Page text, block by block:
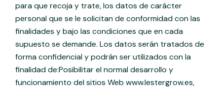
para que recoja y trate, los datos de carácter
personal que se le solicitan de conformidad con las
finalidades y bajo las condiciones que en cada
supuesto se demande. Los datos serán tratados de
forma confidencial y podrán ser utilizados con la
finalidad de:Posibilitar el normal desarrollo y
funcionamiento del sitios Web www.lestergrow.es,